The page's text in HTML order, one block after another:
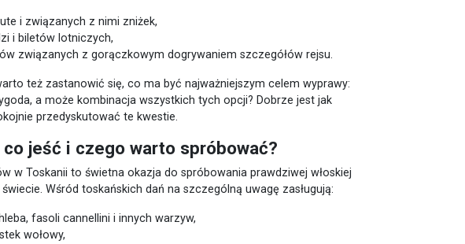
i związanych z nimi zniżek,
i biletów lotniczych,
związanych z gorączkowym dogrywaniem szczegółów rejsu.
też zastanowić się, co ma być najważniejszym celem wyprawy:
a może kombinacja wszystkich tych opcji? Dobrze jest jak
przedyskutować te kwestie.
jeść i czego warto spróbować?
w Toskanii to świetna okazja do spróbowania prawdziwej włoskiej
Wśród toskańskich dań na szczególną uwagę zasługują:
fasoli cannellini i innych warzyw,
wołowy,